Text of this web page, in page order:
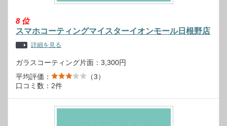
8位
スマホコーティングマイスターイオンモール日根野店
詳細を見る
ガラスコーティング片面：3,300円
平均評価：
（3）
口コミ数：2件